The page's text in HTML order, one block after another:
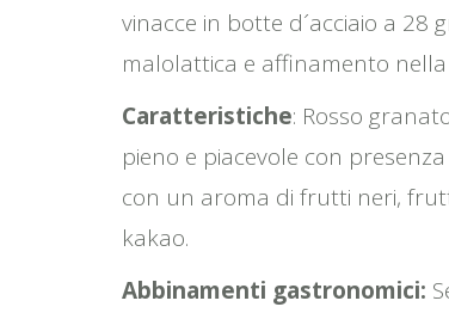
vinacce in botte d´acciaio a 28
malolattica e affinamento
Caratteristiche: Rosso
pieno e piacevole con
con un aroma di frutti neri,
kakao.
Abbinamenti gastronomici: